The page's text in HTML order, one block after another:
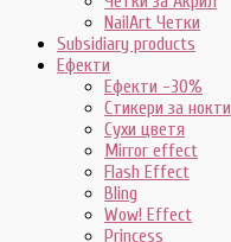
NailArt Четки
Subsidiary products
Ефекти
Ефекти -30%
Стикери за нокти
Сухи цветя
Mirror effect
Flash Effect
Bling
Wow! Effect
Princess